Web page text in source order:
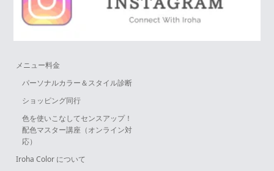
メニュー料金
パーソナルカラー＆スタイル診断
ショッピング同行
色を使いこなしてセンスアップ！
配色マスター講座（オンライン対
応）
Iroha Color について